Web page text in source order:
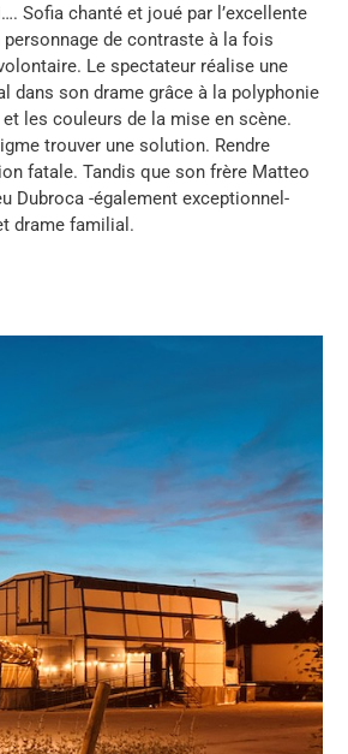
Sofia chanté et joué par l’excellente
de contraste à la fois
Le spectateur réalise une
dans son drame grâce à la polyphonie
les couleurs de la mise en scène.
trouver une solution. Rendre
fatale. Tandis que son frère Matteo
Dubroca -également exceptionnel-
drame familial.